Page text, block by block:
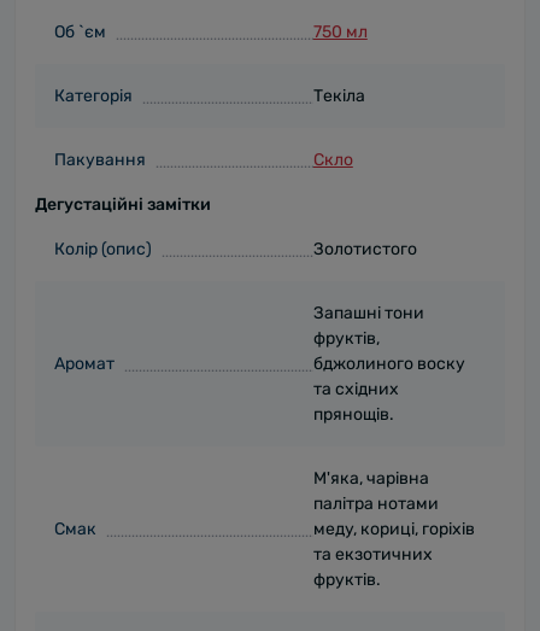
Об `єм 750 мл
Категорія Текіла
Пакування Скло
Дегустаційні замітки
Колір (опис) Золотистого
Аромат
Запашні тони
фруктів,
бджолиного воску
та східних
прянощів.
Смак
М'яка, чарівна
палітра нотами
меду, кориці, горіхів
та екзотичних
фруктів.